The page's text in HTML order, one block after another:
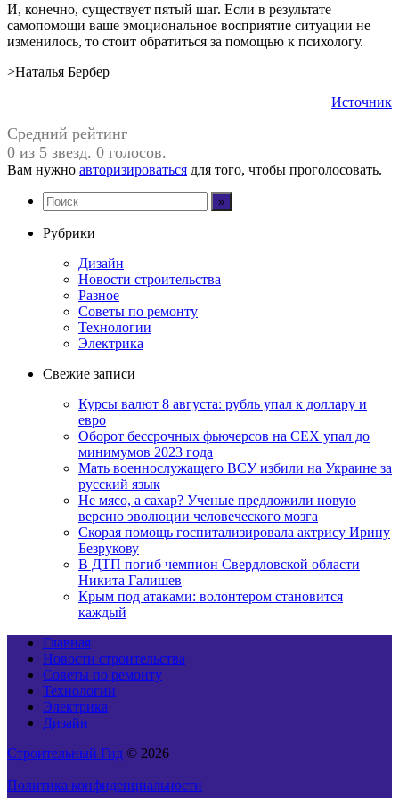
И, конечно, существует пятый шаг. Если в результате
самопомощи ваше эмоциональное восприятие ситуации не
изменилось, то стоит обратиться за помощью к психологу.
>Наталья Бербер
Источник
Средний рейтинг
0 из 5 звезд. 0 голосов.
Вам нужно авторизироваться для того, чтобы проголосовать.
Рубрики
Дизайн
Новости строительства
Разное
Советы по ремонту
Технологии
Электрика
Свежие записи
Курсы валют 8 августа: рубль упал к доллару и
евро
Оборот бессрочных фьючерсов на CEX упал до
минимумов 2023 года
Мать военнослужащего ВСУ избили на Украине за
русский язык
Не мясо, а сахар? Ученые предложили новую
версию эволюции человеческого мозга
Скорая помощь госпитализировала актрису Ирину
Безрукову
В ДТП погиб чемпион Свердловской области
Никита Галишев
Крым под атаками: волонтером становится
каждый
Главная
Новости строительства
Советы по ремонту
Технологии
Электрика
Дизайн
Строительный Гид © 2026
Политика конфиденциальности